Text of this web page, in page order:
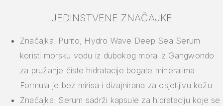
JEDINSTVENE ZNAČAJKE
Značajka: Purito, Hydro Wave Deep Sea Serum
koristi morsku vodu iz dubokog mora iz Gangwondo
za pružanje čiste hidratacije bogate mineralima.
Formula je bez mirisa i dizajnirana za osjetljivu kožu.
Značajka: Serum sadrži kapsule za hidrataciju koje se